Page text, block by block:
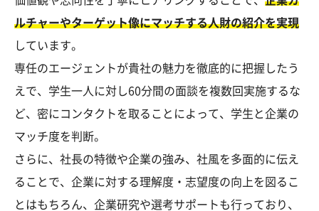
ルチャーやターゲット像にマッチする人財の紹介を実現
しています。
専任のエージェントが貴社の魅力を徹底的に把握したう
えで、学生一人に対し60分間の面談を複数回実施するな
ど、密にコンタクトを取ることによって、学生と企業の
マッチ度を判断。
さらに、社長の特徴や企業の強み、社風を多面的に伝え
ることで、企業に対する理解度・志望度の向上を図るこ
とはもちろん、企業研究や選考サポートも行っており、